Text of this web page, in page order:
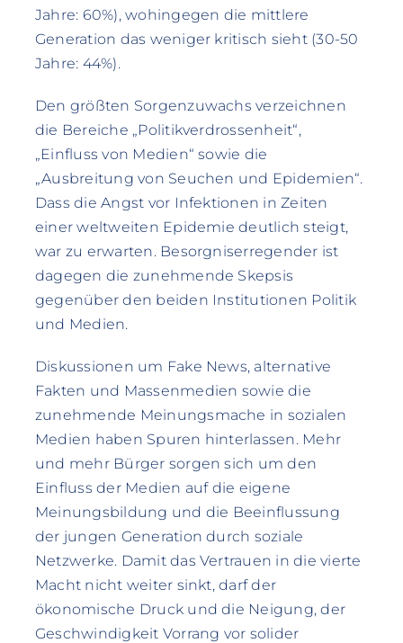
Jahre: 60%), wohingegen die mittlere
Generation das weniger kritisch sieht (30-50
Jahre: 44%).
Den größten Sorgenzuwachs verzeichnen
die Bereiche „Politikverdrossenheit“,
„Einfluss von Medien“ sowie die
„Ausbreitung von Seuchen und Epidemien“.
Dass die Angst vor Infektionen in Zeiten
einer weltweiten Epidemie deutlich steigt,
war zu erwarten. Besorgniserregender ist
dagegen die zunehmende Skepsis
gegenüber den beiden Institutionen Politik
und Medien.
Diskussionen um Fake News, alternative
Fakten und Massenmedien sowie die
zunehmende Meinungsmache in sozialen
Medien haben Spuren hinterlassen. Mehr
und mehr Bürger sorgen sich um den
Einfluss der Medien auf die eigene
Meinungsbildung und die Beeinflussung
der jungen Generation durch soziale
Netzwerke. Damit das Vertrauen in die vierte
Macht nicht weiter sinkt, darf der
ökonomische Druck und die Neigung, der
Geschwindigkeit Vorrang vor solider